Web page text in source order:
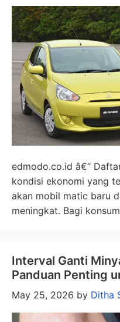
edmodo.co.id â€“
kondisi ekonomi yang
akan mobil matic baru
meningkat. Bagi
Interval Ganti
Panduan Penting
May 25, 2026 by Ditha